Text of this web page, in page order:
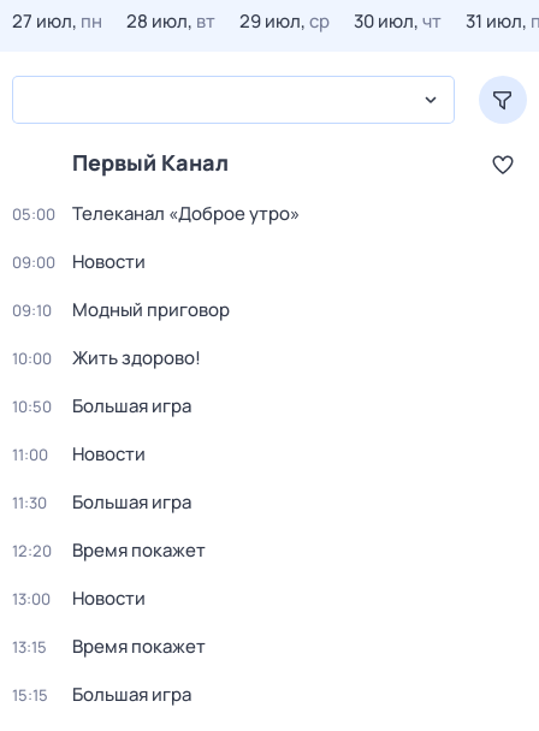
27 июл, пн 28 июл, вт 29 июл,ср 30 июл,чт 31 июл,
Первый Канал
05:00 Телеканал «Доброе утро»
09:00 Новости
09:10 Модный приговор
10:00 Жить здорово!
10:50 Большая игра
11:00 Новости
11:30 Большая игра
12:20 Время покажет
13:00 Новости
13:15 Время покажет
15:15 Большая игра